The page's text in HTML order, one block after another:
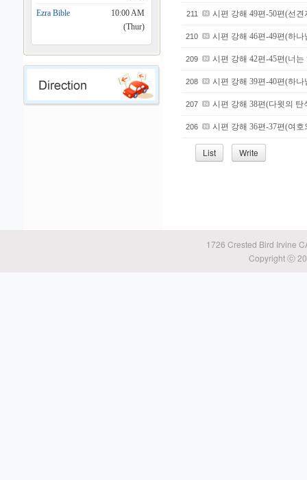
Ezra Bible
10:00 AM
(Thur)
211 시편 강해 49편-50편(선
210 시편 강해 46편-49편(하
209 시편 강해 42편-45편(너
208 시편 강해 39편-40편(하
207 시편 강해 38편(다윗의 탄
206 시편 강해 36편-37편(여
List Write
1726 Crested Bird Irvine
Copyright ⓒ